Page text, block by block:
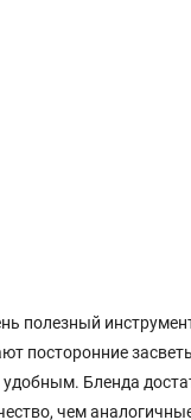
полезный
посторонние
Бленда
чем